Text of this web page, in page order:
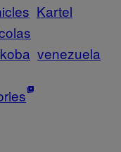
Kartel
venezuela